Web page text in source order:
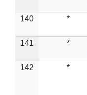
140 *
141 *
142 *